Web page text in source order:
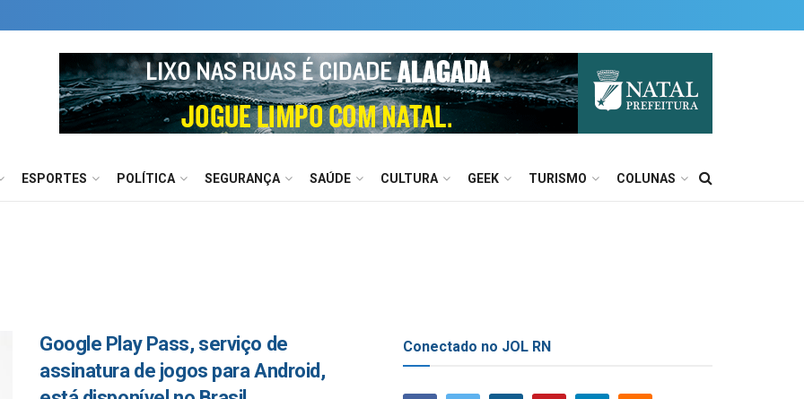
ESPORTES POLÍTICA SEGURANÇA SAÚDE CULTURA GEEK TURISMO COLUNAS
Google Play Pass, serviço de
assinatura de jogos para Android,
Conectado no JOL RN